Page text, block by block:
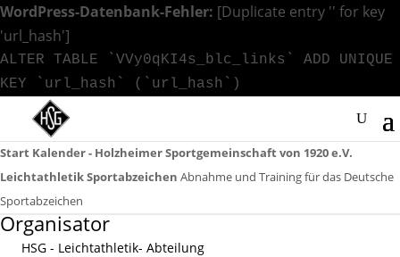
WordPress-Datenbank-Fehler: [Duplicate entry '' for key
'url_hash']
ALTER TABLE `VVy0qKI4s_blc_links` ADD UNIQUE
KEY `url_hash` (`url_hash`)
Start Kalender - Holzheimer Sportgemeinschaft von 1920 e.V.
LeichtathletikSportabzeichen Abnahme und Training für das Deutsche
Sportabzeichen
Organisator
HSG - Leichtathletik- Abteilung